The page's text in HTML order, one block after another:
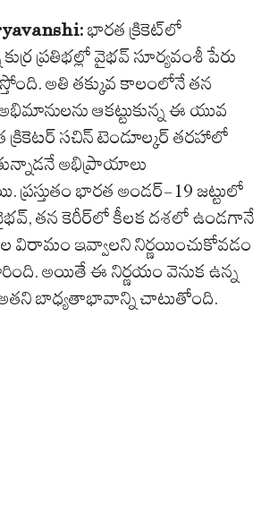
భారత క్రికెట్‌లో
ప్రతిభల్లో వైభవ్ సూర్యవంశీ పేరు
అతి తక్కువ కాలంలోనే తన
ఆకట్టుకున్న ఈ యువ
క్రికెటర్ సచిన్ టెండూల్కర్ తరహాలో
అభిప్రాయాలు
ప్రస్తుతం భారత అండర్-19 జట్టులో
తన కెరీర్‌లో కీలక దశలో ఉండగానే
విరామం ఇవ్వాలని నిర్ణయించుకోవడం
అయితే ఈ నిర్ణయం వెనుక ఉన్న
బాధ్యతాభావాన్ని చాటుతోంది.